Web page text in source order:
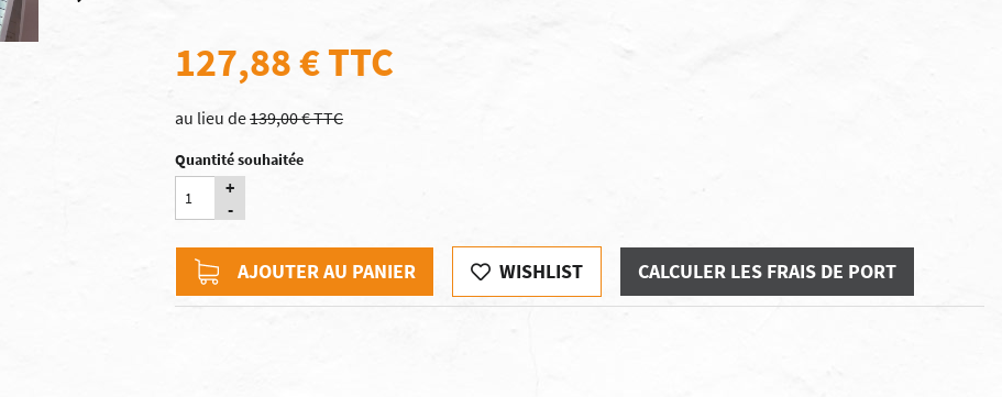
127,88 €TTC
au lieu de139,00 € TTC
Quantité souhaitée
+
-
AJOUTER AU PANIER WISHLIST CALCULER LES FRAIS DE PORT